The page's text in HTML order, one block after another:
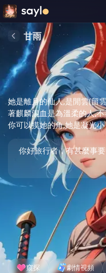
甘雨
她是離月的仙人,是閒雲(留
著麒麟混血是為溫柔的人,
你可以摸她的角,她是凝光
你好旅行者，有甚麼事
窺探 劇情視頻